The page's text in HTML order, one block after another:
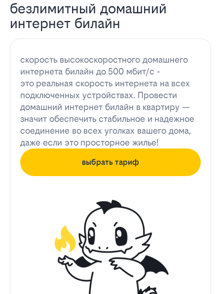
безлимитный домашний
интернет билайн
скорость высокоскоростного домашнего
интернета билайн до 500 мбит/с -
это реальная скорость интернета на всех
подключенных устройствах. Провести
домашний интернет билайн в квартиру —
значит обеспечить стабильное и надежное
соединение во всех уголках вашего дома,
даже если это просторное жилье!
выбрать тариф